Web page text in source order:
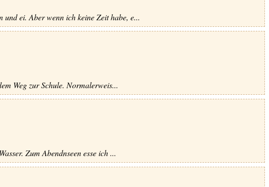
ei. Aber wenn ich keine Zeit habe, e...
Weg zur Schule. Normalerweis...
Zum Abendnseen esse ich ...